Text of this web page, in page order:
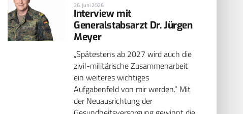
26. Juni 2026
Interview mit
Generalstabsarzt Dr. Jürgen
Meyer
„Spätestens ab 2027 wird auch die
zivil-militärische Zusammenarbeit
ein weiteres wichtiges
Aufgabenfeld von mir werden.“ Mit
der Neuausrichtung der